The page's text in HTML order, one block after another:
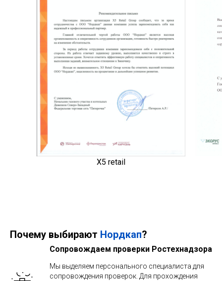
X5 retail
Почему выбирают Нордкап?
Сопровождаем проверки Ростехнадзора
Мы выделяем персонального специалиста для
сопровождения проверок. Для прохождения